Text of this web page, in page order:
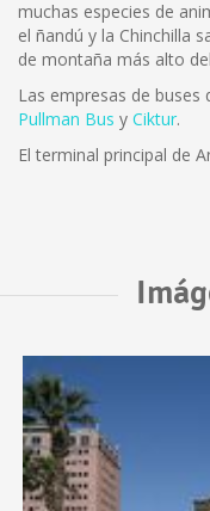
muchas especies de
el ñandú y la Chinchilla
de montaña más alto
Las empresas de buses
Pullman Bus y Ciktur.
El terminal principal de